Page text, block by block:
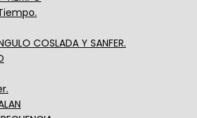
COSLADA Y SANFER.